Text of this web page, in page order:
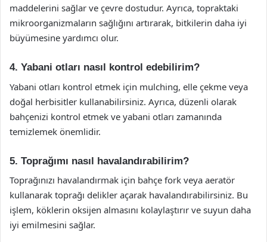
maddelerini sağlar ve çevre dostudur. Ayrıca, topraktaki
mikroorganizmaların sağlığını artırarak, bitkilerin daha iyi
büyümesine yardımcı olur.
4. Yabani otları nasıl kontrol edebilirim?
Yabani otları kontrol etmek için mulching, elle çekme veya
doğal herbisitler kullanabilirsiniz. Ayrıca, düzenli olarak
bahçenizi kontrol etmek ve yabani otları zamanında
temizlemek önemlidir.
5. Toprağımı nasıl havalandırabilirim?
Toprağınızı havalandırmak için bahçe fork veya aeratör
kullanarak toprağı delikler açarak havalandırabilirsiniz. Bu
işlem, köklerin oksijen almasını kolaylaştırır ve suyun daha
iyi emilmesini sağlar.